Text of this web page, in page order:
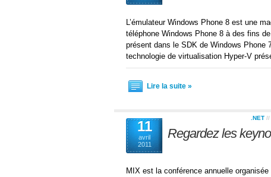
L’émulateur Windows Phone 8 est une
téléphone Windows Phone 8 à des fins
présent dans le SDK de Windows Phone
technologie de virtualisation Hyper-V
Lire la suite »
11
avril
2011
.NET //
Regardez les
MIX est la conférence annuelle